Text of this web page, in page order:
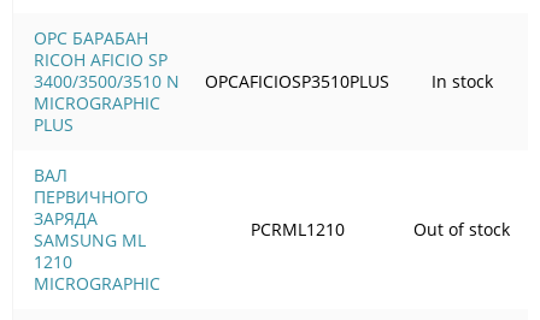
OPC БАРАБАН
RICOH AFICIO SP
3400/3500/3510 N
MICROGRAPHIC
PLUS
ВАЛ
ПЕРВИЧНОГО
ЗАРЯДА
SAMSUNG ML
1210
MICROGRAPHIC
OPCAFICIOSP3510PLUS In stock
PCRML1210 Out of stock